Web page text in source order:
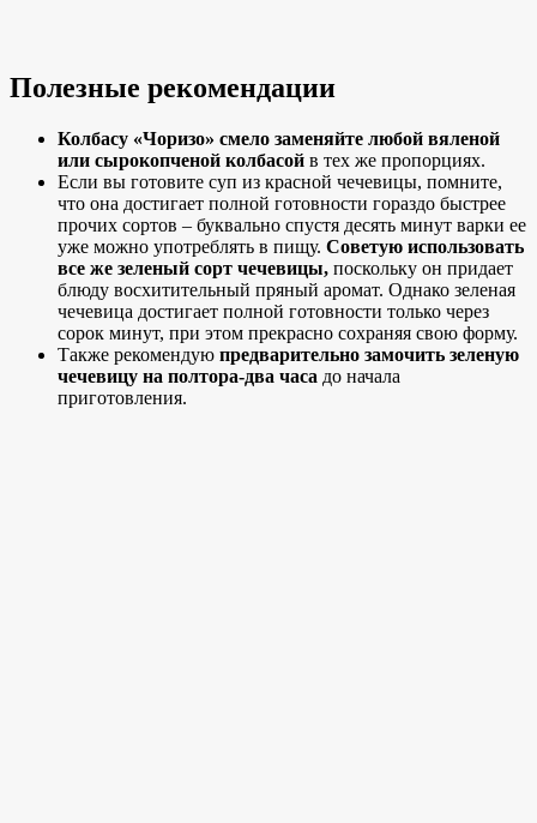
Полезные рекомендации
Колбасу «Чоризо» смело заменяйте любой вяленой
или сырокопченой колбасой в тех же пропорциях.
Если вы готовите суп из красной чечевицы, помните,
что она достигает полной готовности гораздо быстрее
прочих сортов – буквально спустя десять минут варки ее
уже можно употреблять в пищу. Советую использовать
все же зеленый сорт чечевицы, поскольку он придает
блюду восхитительный пряный аромат. Однако зеленая
чечевица достигает полной готовности только через
сорок минут, при этом прекрасно сохраняя свою форму.
Также рекомендую предварительно замочить зеленую
чечевицу на полтора-два часа до начала
приготовления.